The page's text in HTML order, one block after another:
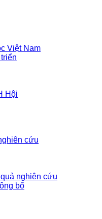
Việt Nam
Hội
cứu
nghiên cứu
bố